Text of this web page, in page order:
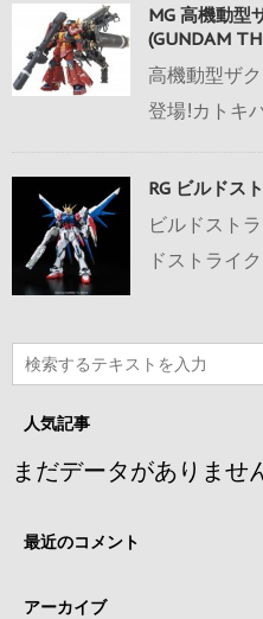
MG 高機動型
(GUNDAM
高機動型ザ
登場!カトキ
RG ビルドス
ビルドスト
ドストライ
人気記事
まだデータがありませ
最近のコメント
アーカイブ